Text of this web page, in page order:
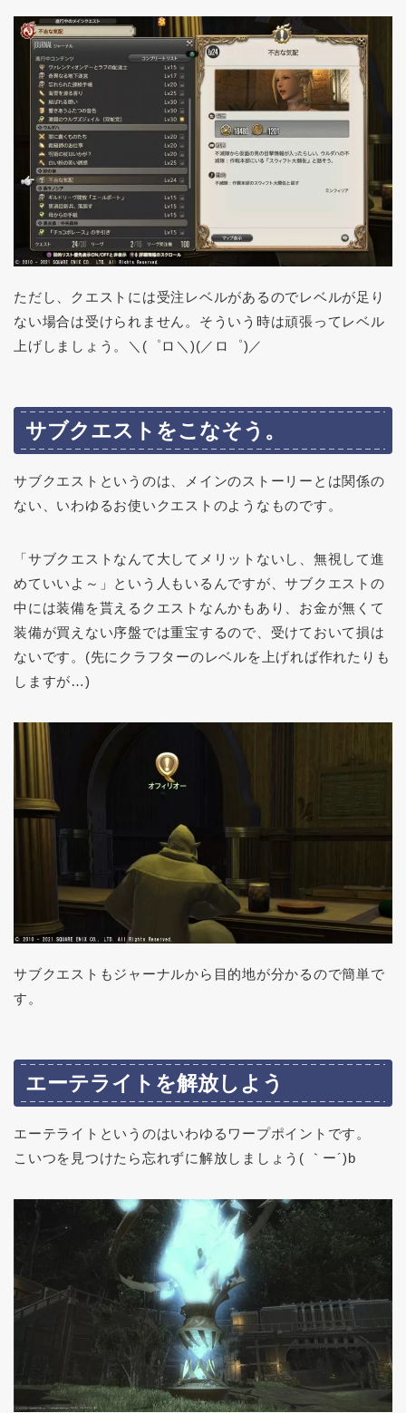
ただし、クエストには受注レベルがあるのでレベルが足り
ない場合は受けられません。そういう時は頑張ってレベル
上げしましょう。＼(゜ロ＼)(／ロ゜)／
サブクエストをこなそう。
サブクエストというのは、メインのストーリーとは関係の
ない、いわゆるお使いクエストのようなものです。
「サブクエストなんて大してメリットないし、無視して進
めていいよ～」という人もいるんですが、サブクエストの
中には装備を貰えるクエストなんかもあり、お金が無くて
装備が買えない序盤では重宝するので、受けておいて損は
ないです。(先にクラフターのレベルを上げれば作れたりも
しますが…)
サブクエストもジャーナルから目的地が分かるので簡単で
す。
エーテライトを解放しよう
エーテライトというのはいわゆるワープポイントです。
こいつを見つけたら忘れずに解放しましょう( ｀ー´)b